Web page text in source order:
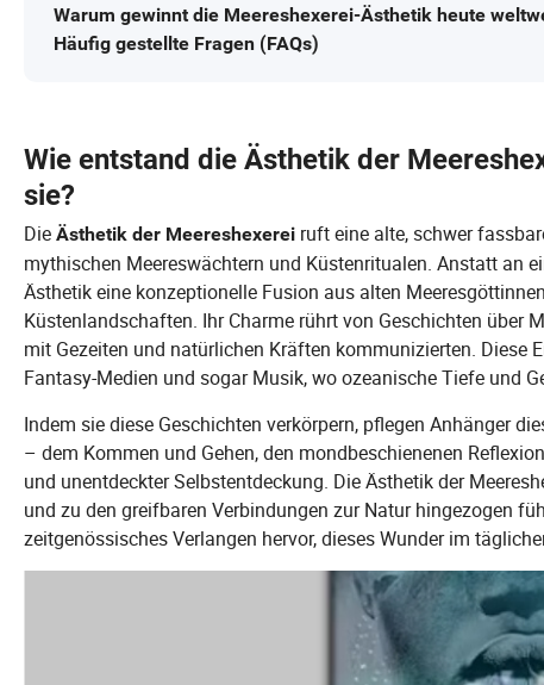
Warum gewinnt die Meereshexerei-Ästhetik heute
Häufig gestellte Fragen (FAQs)
Wie entstand die Ästhetik der
sie?
Die Ästhetik der Meereshexerei ruft eine alte, schwer
mythischen Meereswächtern und Küstenritualen. Anstatt an
Ästhetik eine konzeptionelle Fusion aus alten
Küstenlandschaften. Ihr Charme rührt von Geschichten über
mit Gezeiten und natürlichen Kräften kommunizierten. Diese
Fantasy-Medien und sogar Musik, wo ozeanische Tiefe und
Indem sie diese Geschichten verkörpern, pflegen Anhänger
– dem Kommen und Gehen, den mondbeschienenen
und unentdeckter Selbstentdeckung. Die Ästhetik der
und zu den greifbaren Verbindungen zur Natur hingezogen
zeitgenössisches Verlangen hervor, dieses Wunder im